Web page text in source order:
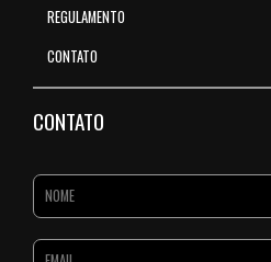
REGULAMENTO
CONTATO
CONTATO